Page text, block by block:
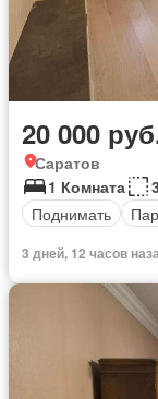
20 000
Саратов
1 Комната
Поднимать
3 дней, 12 часов